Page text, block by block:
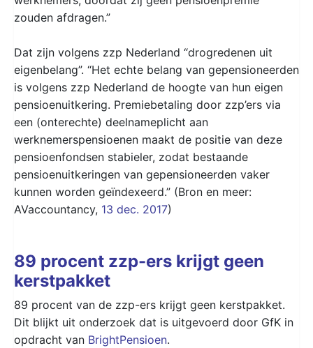
zouden afdragen.”
Dat zijn volgens zzp Nederland “drogredenen uit
eigenbelang”. “Het echte belang van gepensioneerden
is volgens zzp Nederland de hoogte van hun eigen
pensioenuitkering. Premiebetaling door zzp’ers via
een (onterechte) deelnameplicht aan
werknemerspensioenen maakt de positie van deze
pensioenfondsen stabieler, zodat bestaande
pensioenuitkeringen van gepensioneerden vaker
kunnen worden geïndexeerd.” (Bron en meer:
AVaccountancy, 13 dec. 2017)
89 procent zzp-ers krijgt geen
kerstpakket
89 procent van de zzp-ers krijgt geen kerstpakket.
Dit blijkt uit onderzoek dat is uitgevoerd door GfK in
opdracht van BrightPensioen.